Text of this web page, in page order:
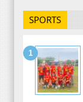
SPORTS